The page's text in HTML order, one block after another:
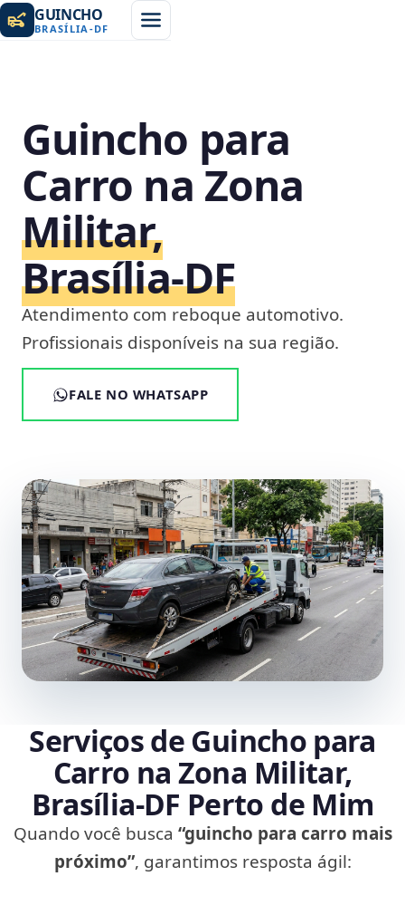
GUINCHO
BRASÍLIA -DF
Guincho para
Carro na Zona
Militar,
Brasília‑DF
Atendimento com reboque automotivo.
Profissionais disponíveis na sua região.
FALE NO WHATSAPP
Serviços de Guincho para
Carro na Zona Militar,
Brasília‑DF Perto de Mim
Quando você busca “guincho para carro mais
próximo”, garantimos resposta ágil: